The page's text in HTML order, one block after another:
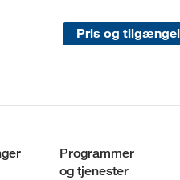
Pris og
Programmer
og tjenester